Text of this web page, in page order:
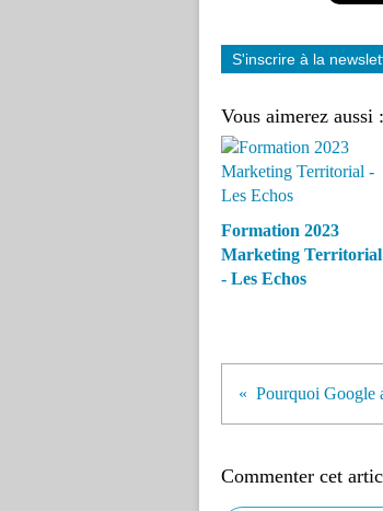
S'inscrire à la
Vous aimerez aussi :
Formation 2023
Marketing Territorial
- Les Echos
Commenter cet